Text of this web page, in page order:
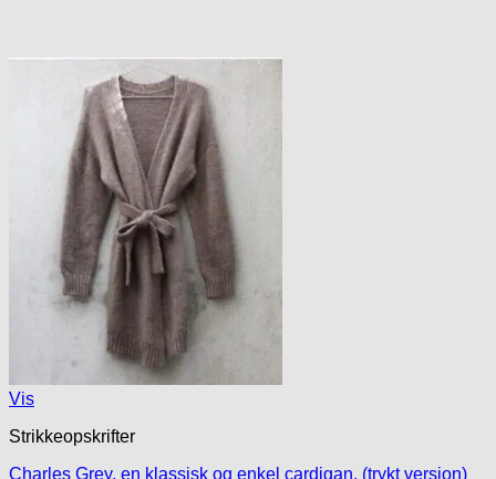
Vis
Strikkeopskrifter
Charles Grey, en klassisk og enkel cardigan, (trykt version)